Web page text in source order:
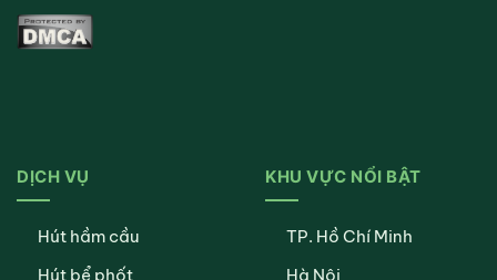
DỊCH VỤ
Hút hầm cầu
Hút bể phốt
KHU VỰC NỔI BẬT
TP. Hồ Chí Minh
Hà Nội